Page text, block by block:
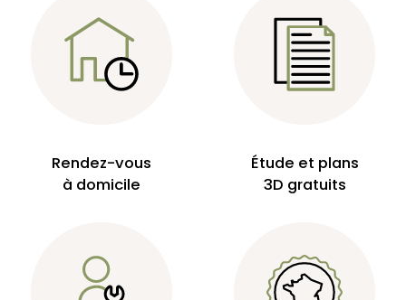
Rendez-vous
à domicile
Étude et plans
3D gratuits